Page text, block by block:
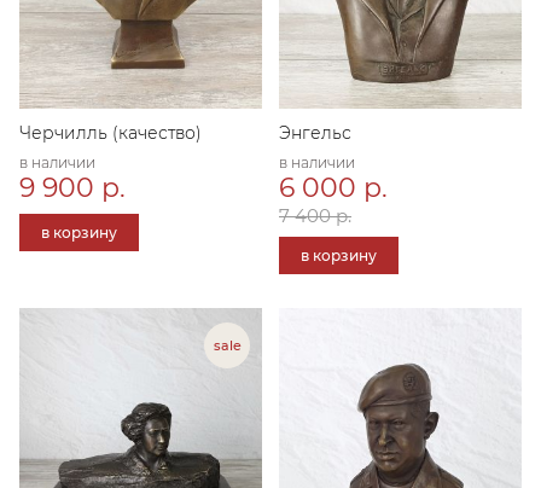
Черчилль (качество)
в наличии
9 900 р.
в корзину
Энгельс
в наличии
6 000 р.
7 400 р.
в корзину